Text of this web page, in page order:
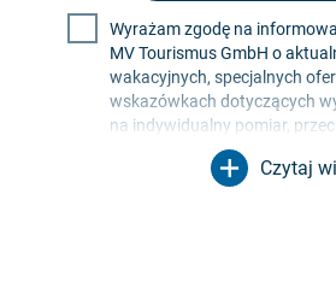
Wyrażam zgodę na
MV Tourismus GmbH o
wakacyjnych, specjalnych
wskazówkach dotyczących
na indywidualny pomiar,
ocenę współczynników
profilach odbiorców w celu
Czytaj